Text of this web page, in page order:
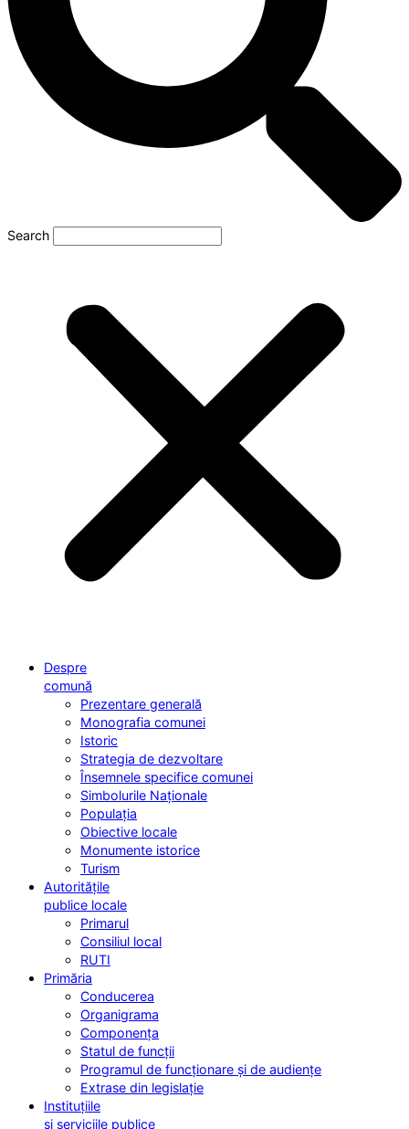
Search
Despre
comună
Prezentare generală
Monografia comunei
Istoric
Strategia de dezvoltare
Însemnele specifice comunei
Simbolurile Naționale
Populația
Obiective locale
Monumente istorice
Turism
Autoritățile
publice locale
Primarul
Consiliul local
RUTI
Primăria
Conducerea
Organigrama
Componența
Statul de funcții
Programul de funcționare și de audiențe
Extrase din legislație
Instituțiile
și serviciile publice